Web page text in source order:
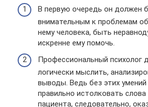
В первую очередь он должен
внимательным к проблемам
нему человека, быть
искренне ему помочь.
Профессиональный психолог
логически мыслить,
выводы. Ведь без этих умений
правильно истолковать
пациента, следовательно,